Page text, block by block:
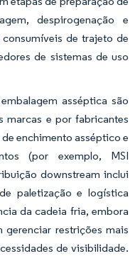
despirogenação e
de trajeto de
de sistemas de uso
asséptica são
marcas e por fabricantes
enchimento asséptico e
(por exemplo, MSI
downstream inclui
paletização e logística
da cadeia fria, embora
gerenciar restrições mais
de visibilidade.